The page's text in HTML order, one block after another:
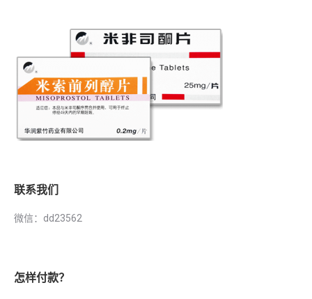
联系我们
微信：dd23562
怎样付款？